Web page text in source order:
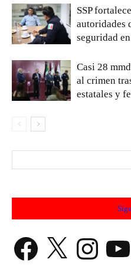
SSP
autoridades
seguridad
Casi 28
al crimen
estatales y
Facebook X Instagram